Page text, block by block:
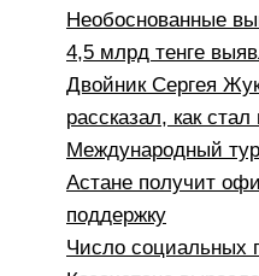
Необоснованные
4,5 млрд тенге
Двойник Сергея
рассказал, как
Международный
Астане получит
поддержку
Число социальных